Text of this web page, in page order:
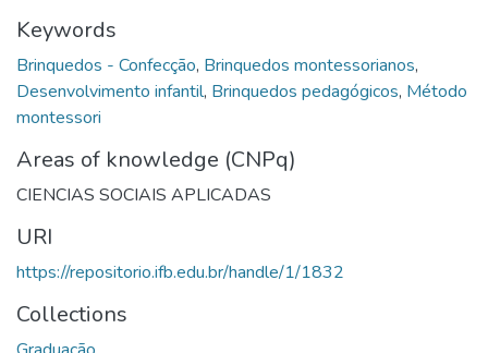
Keywords
Brinquedos - Confecção, Brinquedos montessorianos,
Desenvolvimento infantil, Brinquedos pedagógicos, Método
montessori
Areas of knowledge (CNPq)
CIENCIAS SOCIAIS APLICADAS
URI
https://repositorio.ifb.edu.br/handle/1/1832
Collections